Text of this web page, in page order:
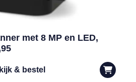
met 8 MP en LED,
& bestel